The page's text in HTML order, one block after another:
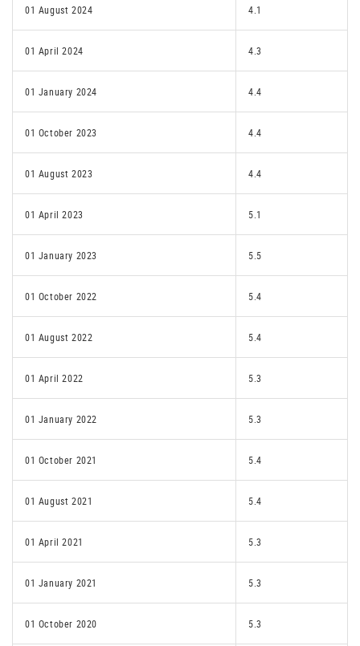
01 August 2024 4.1
01 April 2024 4.3
01 January 2024 4.4
01 October 2023 4.4
01 August 2023 4.4
01 April 2023 5.1
01 January 2023 5.5
01 October 2022 5.4
01 August 2022 5.4
01 April 2022 5.3
01 January 2022 5.3
01 October 2021 5.4
01 August 2021 5.4
01 April 2021 5.3
01 January 2021 5.3
01 October 2020 5.3